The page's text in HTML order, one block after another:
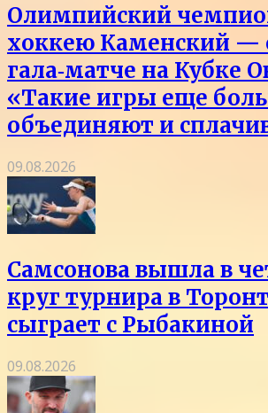
Олимпийский
хоккею Каменский —
гала‑матче на Кубке
«Такие игры еще
объединяют и
09.08.2026
Самсонова вышла в
круг турнира в
сыграет с Рыбакиной
09.08.2026